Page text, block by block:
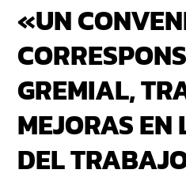
«UN
GREMIAL,
MEJORAS
DEL